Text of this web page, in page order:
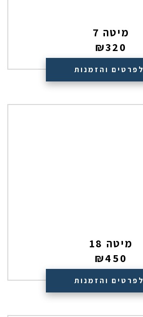
מיטה 7
₪320
לפרטים והזמנות
מיטה 18
₪450
לפרטים והזמנות